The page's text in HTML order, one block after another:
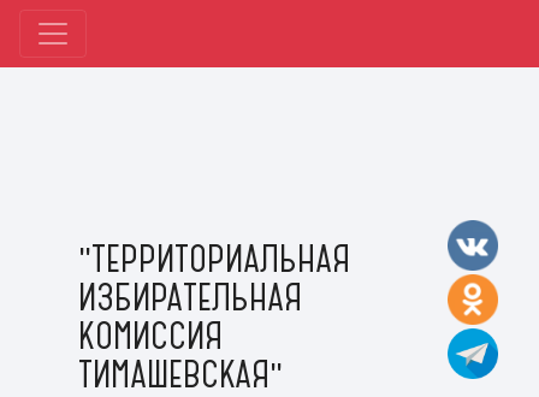
"ТЕРРИТОРИАЛЬНАЯ
ИЗБИРАТЕЛЬНАЯ
КОМИССИЯ
ТИМАШЕВСКАЯ"